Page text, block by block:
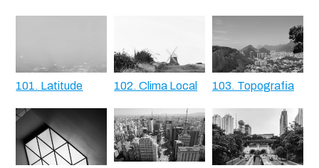
101. Latitude 102. Clima Local 103. Topografia